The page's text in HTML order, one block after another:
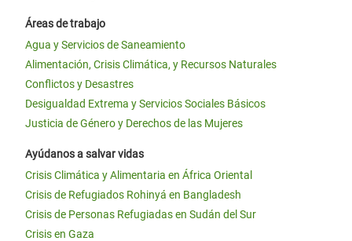
Áreas de trabajo
Agua y Servicios de Saneamiento
Alimentación, Crisis Climática, y Recursos Naturales
Conflictos y Desastres
Desigualdad Extrema y Servicios Sociales Básicos
Justicia de Género y Derechos de las Mujeres
Ayúdanos a salvar vidas
Crisis Climática y Alimentaria en África Oriental
Crisis de Refugiados Rohinyá en Bangladesh
Crisis de Personas Refugiadas en Sudán del Sur
Crisis en Gaza